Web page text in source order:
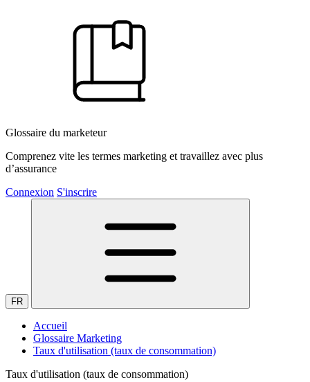
Glossaire du marketeur
Comprenez vite les termes marketing et travaillez avec plus
d’assurance
Connexion S'inscrire
FR
Accueil
Glossaire Marketing
Taux d'utilisation (taux de consommation)
Taux d'utilisation (taux de consommation)